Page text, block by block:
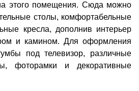
этого помещения. Сюда можно
столы, комфортабельные
кресла, дополнив интерьер
и камином. Для оформления
под телевизор, различные
фоторамки и декоративные